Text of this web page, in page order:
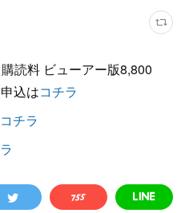
読料 ビューアー版8,800
込はコチラ
コチラ